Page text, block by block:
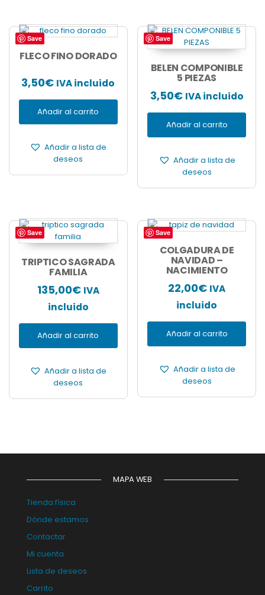
Save
FLECO FINO DORADO
3,50€ IVA incluido
Añadir al carrito
Añadir a lista de
deseos
Save
BELEN COMPONIBLE
5 PIEZAS
3,50€ IVA incluido
Añadir al carrito
Añadir a lista de
deseos
Save
TRIPTICO SAGRADA
FAMILIA
135,00€ IVA
incluido
Añadir al carrito
Añadir a lista de
deseos
Save
COLGADURA DE
NAVIDAD –
NACIMIENTO
22,00€ IVA
incluido
Añadir al carrito
Añadir a lista de
deseos
MAPA WEB
Tienda física
Dónde estamos
Contactar
Mi cuenta
Lista de deseos
Carrito